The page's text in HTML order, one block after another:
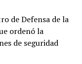
de Defensa de la
ordenó la
de seguridad